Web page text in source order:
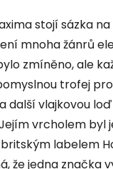
stojí sázka
mnoha žánrů
zmíněno, ale
trofej
další vlajkovou
vrcholem byl
labelem
že jedna značka